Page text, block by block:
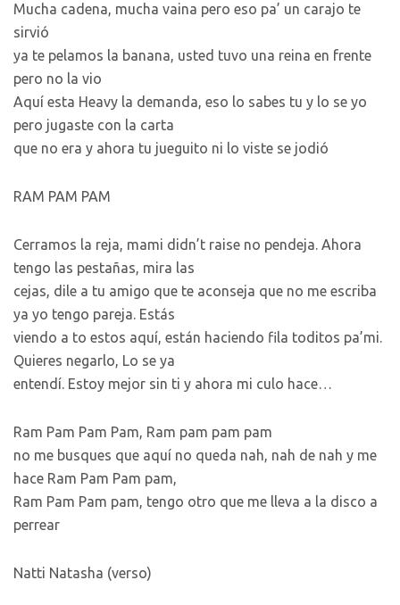
Mucha cadena, mucha vaina pero eso pa’ un carajo te
sirvió
ya te pelamos la banana, usted tuvo una reina en frente
pero no la vio
Aquí esta Heavy la demanda, eso lo sabes tu y lo se yo
pero jugaste con la carta
que no era y ahora tu jueguito ni lo viste se jodió
RAM PAM PAM
Cerramos la reja, mami didn’t raise no pendeja. Ahora
tengo las pestañas, mira las
cejas, dile a tu amigo que te aconseja que no me escriba
ya yo tengo pareja. Estás
viendo a to estos aquí, están haciendo fila toditos pa’mi.
Quieres negarlo, Lo se ya
entendí. Estoy mejor sin ti y ahora mi culo hace…
Ram Pam Pam Pam, Ram pam pam pam
no me busques que aquí no queda nah, nah de nah y me
hace Ram Pam Pam pam,
Ram Pam Pam pam, tengo otro que me lleva a la disco a
perrear
Natti Natasha (verso)